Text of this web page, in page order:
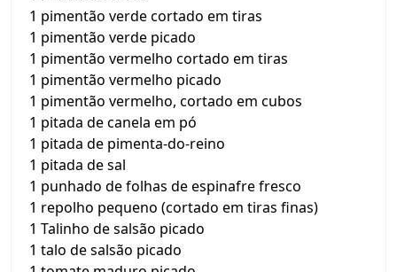
1 pimentão verde cortado em tiras
1 pimentão verde picado
1 pimentão vermelho cortado em tiras
1 pimentão vermelho picado
1 pimentão vermelho, cortado em cubos
1 pitada de canela em pó
1 pitada de pimenta-do-reino
1 pitada de sal
1 punhado de folhas de espinafre fresco
1 repolho pequeno (cortado em tiras finas)
1 Talinho de salsão picado
1 talo de salsão picado